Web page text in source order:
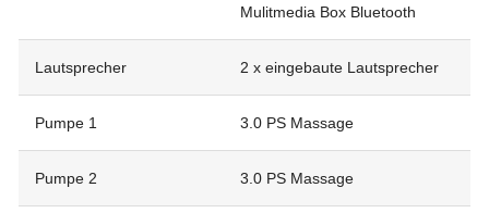
Mulitmedia Box Bluetooth
Lautsprecher 2 x eingebaute Lautsprecher
Pumpe 1 3.0 PS Massage
Pumpe 2 3.0 PS Massage